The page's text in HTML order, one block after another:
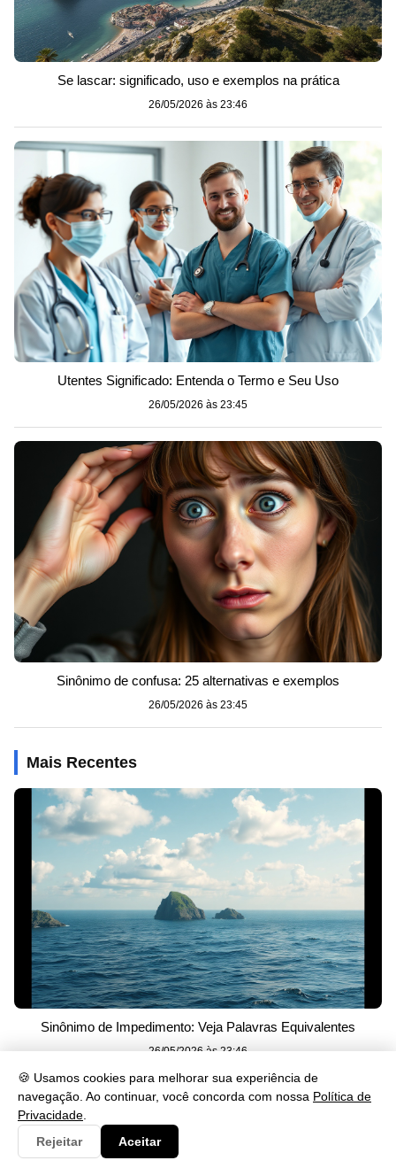
🍪 Usamos cookies para melhorar sua experiência de
navegação. Ao continuar, você concorda com nossa Política de
Privacidade
Rejeitar
Aceitar
Se lascar: significado, uso e exemplos na prática
26/05/2026 às 23:46
Utentes Significado: Entenda o Termo e Seu Uso
26/05/2026 às 23:45
Sinônimo de confusa: 25 alternativas e exemplos
26/05/2026 às 23:45
Mais Recentes
Sinônimo de Impedimento: Veja Palavras Equivalentes
26/05/2026 às 23:46